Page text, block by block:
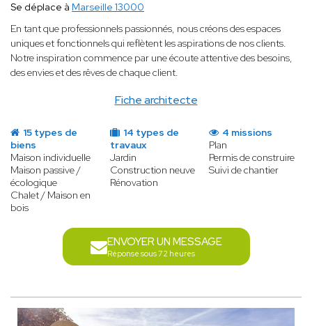
Fiche architecte
Se déplace à Marseille 13000
En tant que professionnels passionnés, nous créons des espaces
uniques et fonctionnels qui reflètent les aspirations de nos clients.
Notre inspiration commence par une écoute attentive des besoins,
des envies et des rêves de chaque client.
15 types de
biens
Maison individuelle
Maison passive /
écologique
Chalet / Maison en
bois
14 types de
travaux
Jardin
Construction neuve
Rénovation
4 missions
Plan
Permis de construire
Suivi de chantier
ENVOYER UN MESSAGE
Réponse sous 72 heures